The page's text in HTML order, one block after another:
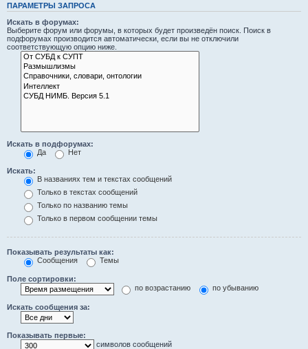
ПАРАМЕТРЫ ЗАПРОСА
Искать в форумах:
Выберите форум или форумы, в которых будет произведён поиск. Поиск в
подфорумах производится автоматически, если вы не отключили
соответствующую опцию ниже.
Искать в подфорумах:
Да
Нет
Искать:
В названиях тем и текстах сообщений
Только в текстах сообщений
Только по названию темы
Только в первом сообщении темы
Показывать результаты как:
Сообщения
Темы
Поле сортировки:
по возрастанию
по убыванию
Искать сообщения за:
Показывать первые:
символов сообщений